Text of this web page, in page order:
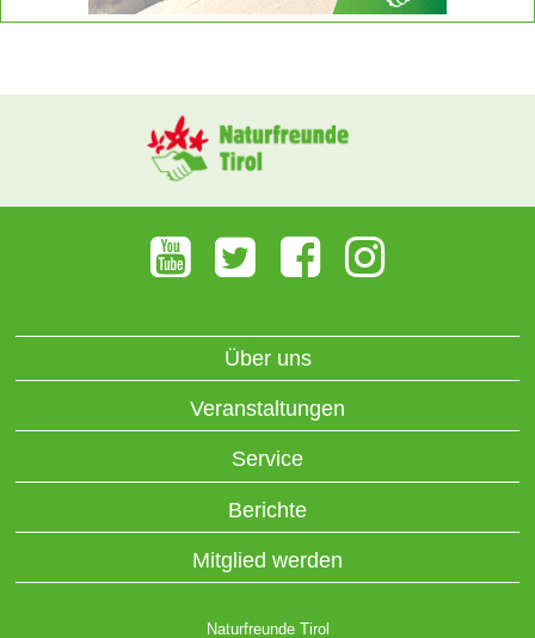
Über uns
Veranstaltungen
Service
Berichte
Mitglied werden
Naturfreunde Tirol